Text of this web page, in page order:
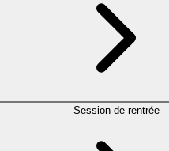
Session de rentrée